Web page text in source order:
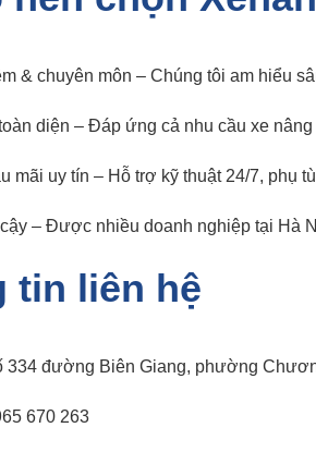
& chuyên môn – Chúng tôi am hiểu
diện – Đáp ứng cả nhu cầu xe
mãi uy tín – Hỗ trợ kỹ thuật 24/7, phụ
– Được nhiều doanh nghiệp tại Hà
tin liên hệ
334 đường Biên Giang, phường
670 263